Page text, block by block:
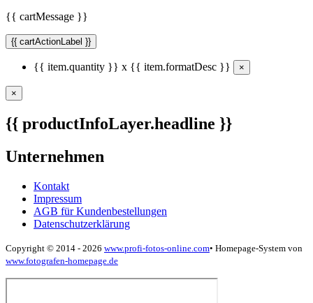
{{ cartMessage }}
{{ cartActionLabel }}
{{ item.quantity }} x {{ item.formatDesc }} ×
×
{{ productInfoLayer.headline }}
Unternehmen
Kontakt
Impressum
AGB für Kundenbestellungen
Datenschutzerklärung
Copyright © 2014 - 2026 www.profi-fotos-online.com• Homepage-System von
www.fotografen-homepage.de